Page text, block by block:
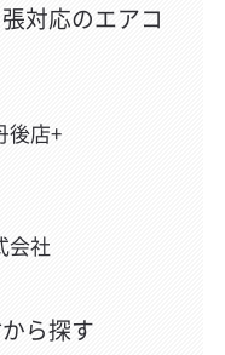
対応のエアコ
後店+
会社
ら探す